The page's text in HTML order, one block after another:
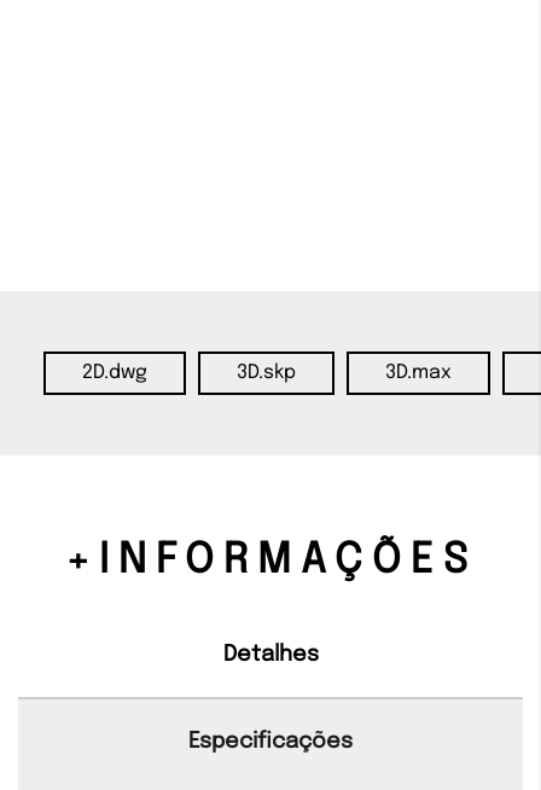
2D.dwg 3D.skp 3D.max
+INFORMAÇÕES
Detalhes
Especificações